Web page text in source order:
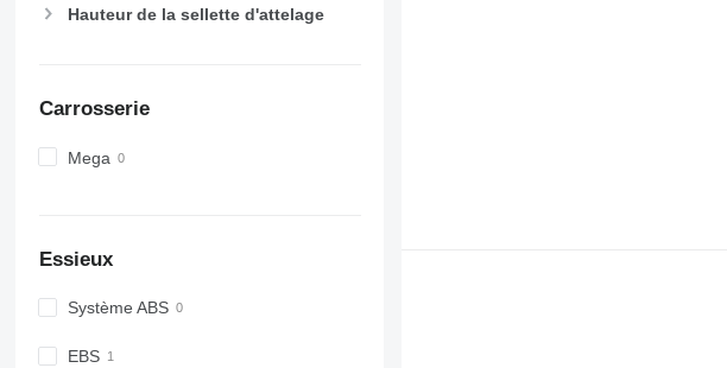
Hauteur de la sellette d'attelage
Carrosserie
Mega
Essieux
Système ABS
EBS